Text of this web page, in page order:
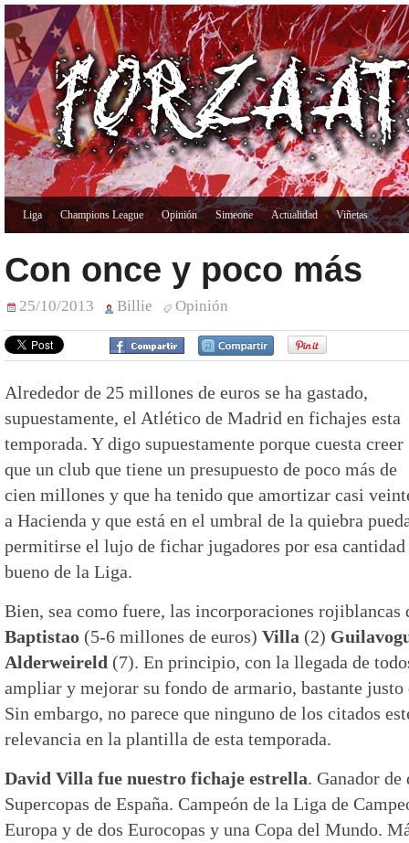
Liga Champions League Opinión Simeone Actualidad Viñetas
Con once y poco más
25/10/2013 Billie Opinión
Alrededor de 25 millones de euros se ha gastado,
supuestamente, el Atlético de Madrid en fichajes esta
temporada. Y digo supuestamente porque cuesta creer
que un club que tiene un presupuesto de poco más de
cien millones y que ha tenido que amortizar casi
a Hacienda y que está en el umbral de la quiebra
permitirse el lujo de fichar jugadores por esa
bueno de la Liga.
Bien, sea como fuere, las incorporaciones rojiblancas
Baptistao (5-6 millones de euros) Villa (2)
Alderweireld (7). En principio, con la llegada de
ampliar y mejorar su fondo de armario, bastante justo
Sin embargo, no parece que ninguno de los citados
relevancia en la plantilla de esta temporada.
David Villa fue nuestro fichaje estrella. Ganador de
Supercopas de España. Campeón de la Liga de
Europa y de dos Eurocopas y una Copa del Mundo.